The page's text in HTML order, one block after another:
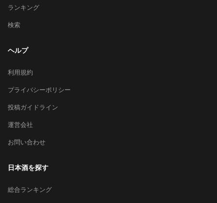
ランキング
検索
ヘルプ
利用規約
プライバシーポリシー
投稿ガイドライン
運営会社
お問い合わせ
日本酒を探す
総合ランキング